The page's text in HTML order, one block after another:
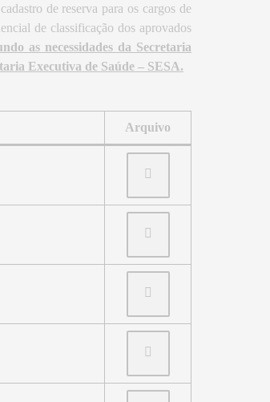
de reserva para os cargos de
de classificação dos aprovados
as necessidades da Secretaria
Executiva de Saúde – SESA.
Arquivo